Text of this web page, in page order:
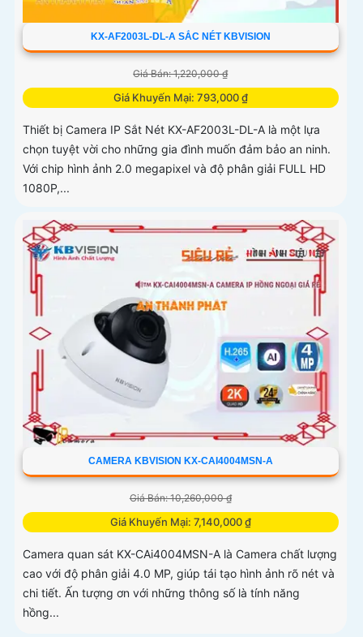
KX-AF2003L-DL-A SẮC NÉT KBVISION
Giá Bán: 1,220,000 ₫
Giá Khuyến Mại: 793,000 ₫
Thiết bị Camera IP Sắt Nét KX-AF2003L-DL-A là một lựa
chọn tuyệt vời cho những gia đình muốn đảm bảo an ninh.
Với chip hình ảnh 2.0 megapixel và độ phân giải FULL HD
1080P,...
CAMERA KBVISION KX-CAI4004MSN-A
Giá Bán: 10,260,000 ₫
Giá Khuyến Mại: 7,140,000 ₫
Camera quan sát KX-CAi4004MSN-A là Camera chất lượng
cao với độ phân giải 4.0 MP, giúp tái tạo hình ảnh rõ nét và
chi tiết. Ấn tượng ơn với những thông số là tính năng
hồng...